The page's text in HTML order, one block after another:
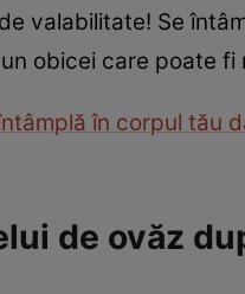
valabilitate! Se
obicei care poate
în corpul tău
de ovăz